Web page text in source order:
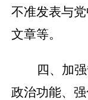
不准发表与
文章等。
四、加
政治功能、